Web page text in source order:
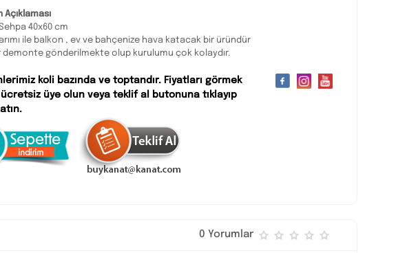
Açıklaması
40x60 cm
ile balkon , ev ve bahçenize hava katacak bir üründür
demonte gönderilmekte olup kurulumu çok kolaydır.
koli bazında ve toptandır. Fiyatları görmek
üye olun veya teklif al butonuna tıklayıp
0 Yorumlar